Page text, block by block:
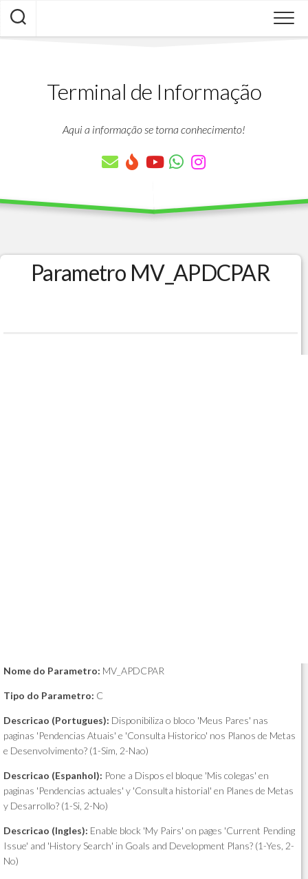
Skip
content
Terminal de Informação
Aqui a informação se torna conhecimento!
Parametro MV_APDCPAR
Nome do Parametro: MV_APDCPAR
Tipo do Parametro: C
Descricao (Portugues): Disponibiliza o bloco 'Meus Pares' nas
paginas 'Pendencias Atuais' e 'Consulta Historico' nos Planos de Metas
e Desenvolvimento? (1-Sim, 2-Nao)
Descricao (Espanhol): Pone a Dispos el bloque 'Mis colegas' en
paginas 'Pendencias actuales' y 'Consulta historial' en Planes de Metas
y Desarrollo? (1-Si, 2-No)
Descricao (Ingles): Enable block 'My Pairs' on pages 'Current Pending
Issue' and 'History Search' in Goals and Development Plans? (1-Yes, 2-
No)